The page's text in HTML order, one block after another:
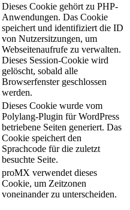
Dieses Cookie gehört zu PHP-
Anwendungen. Das Cookie
speichert und identifiziert die ID
von Nutzersitzungen, um
Webseitenaufrufe zu verwalten.
Dieses Session-Cookie wird
gelöscht, sobald alle
Browserfenster geschlossen
werden.
Dieses Cookie wurde vom
Polylang-Plugin für WordPress
betriebene Seiten generiert. Das
Cookie speichert den
Sprachcode für die zuletzt
besuchte Seite.
proMX verwendet dieses
Cookie, um Zeitzonen
voneinander zu unterscheiden.